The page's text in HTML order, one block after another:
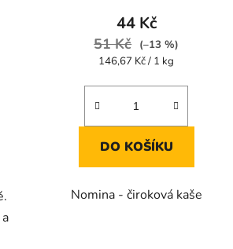
44 Kč
51 Kč (–13 %)
Měrná
146,67 Kč / 1 kg
DO KOŠÍKU
Nomina - čiroková kaše